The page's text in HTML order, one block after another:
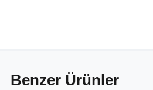
Benzer Ürünler